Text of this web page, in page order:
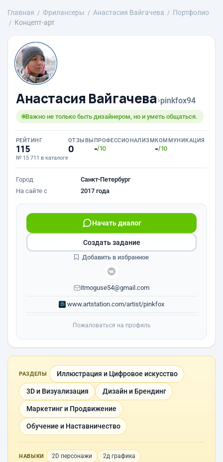
Главная Фрилансеры Анастасия Вайгачева
Портфолио
Концепт-арт
Анастасия Вайгачева›pinkfox94
Важно не только быть дизайнером, но и уметь общаться.
РЕЙТИНГ
115
№ 15 711 в каталоге
ОТЗЫВЫ
0
ПРОФЕССИОНАЛИЗМ
-/10
КОММУНИКАЦИЯ
-/10
Город
Санкт-Петербург
На сайте с
2017 года
Начать диалог
itmoguse54@gmail.com
www.artstation.com/artist/pinkfox
Создать задание
Добавить в избранное
Пожаловаться на профиль
РАЗДЕЛЫ Иллюстрация и Цифровое искусство
3D и Визуализация Дизайн и Брендинг
Маркетинг и Продвижение
Обучение и Наставничество
НАВЫКИ 2D персонажи
2д графика